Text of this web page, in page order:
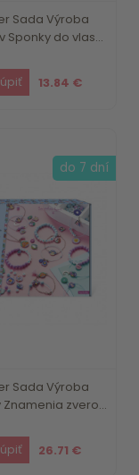
Sada Výroba
Sponky do vlas...
13.84 €
Sada Výroba
zvero...
26.71 €
do 7 dní